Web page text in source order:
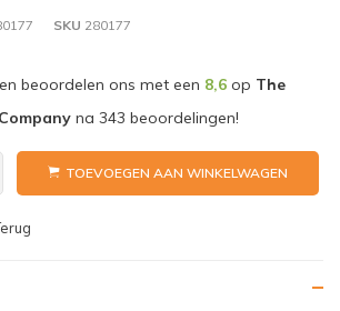
SKU 280177
beoordelen ons met een 8,6op The
na 343 beoordelingen!
TOEVOEGEN AAN WINKELWAGEN